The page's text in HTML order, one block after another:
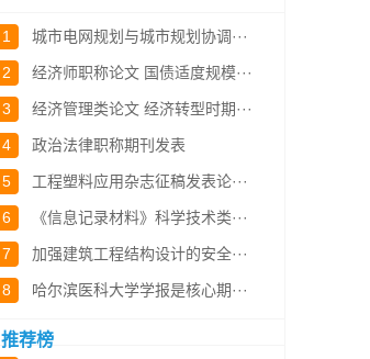
1 城市电网规划与城市规划协调···
2 经济师职称论文 国债适度规模···
3 经济管理类论文 经济转型时期···
4 政治法律职称期刊发表
5 工程塑料应用杂志征稿发表论···
6 《信息记录材料》科学技术类···
7 加强建筑工程结构设计的安全···
8 哈尔滨医科大学学报是核心期···
推荐榜